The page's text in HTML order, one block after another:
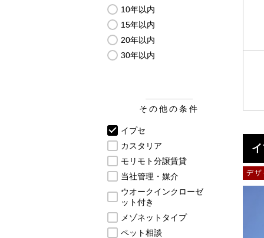
デ
10年以内
15年以内
20年以内
30年以内
その他の条件
イプセ
カスタリア
モリモト分譲賃貸
当社管理・媒介
ウオークインクローゼ
ット付き
メゾネットタイプ
ペット相談